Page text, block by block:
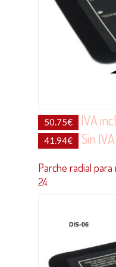
50.75€ IVA
41.94€ Sin IVA
Parche radial
24